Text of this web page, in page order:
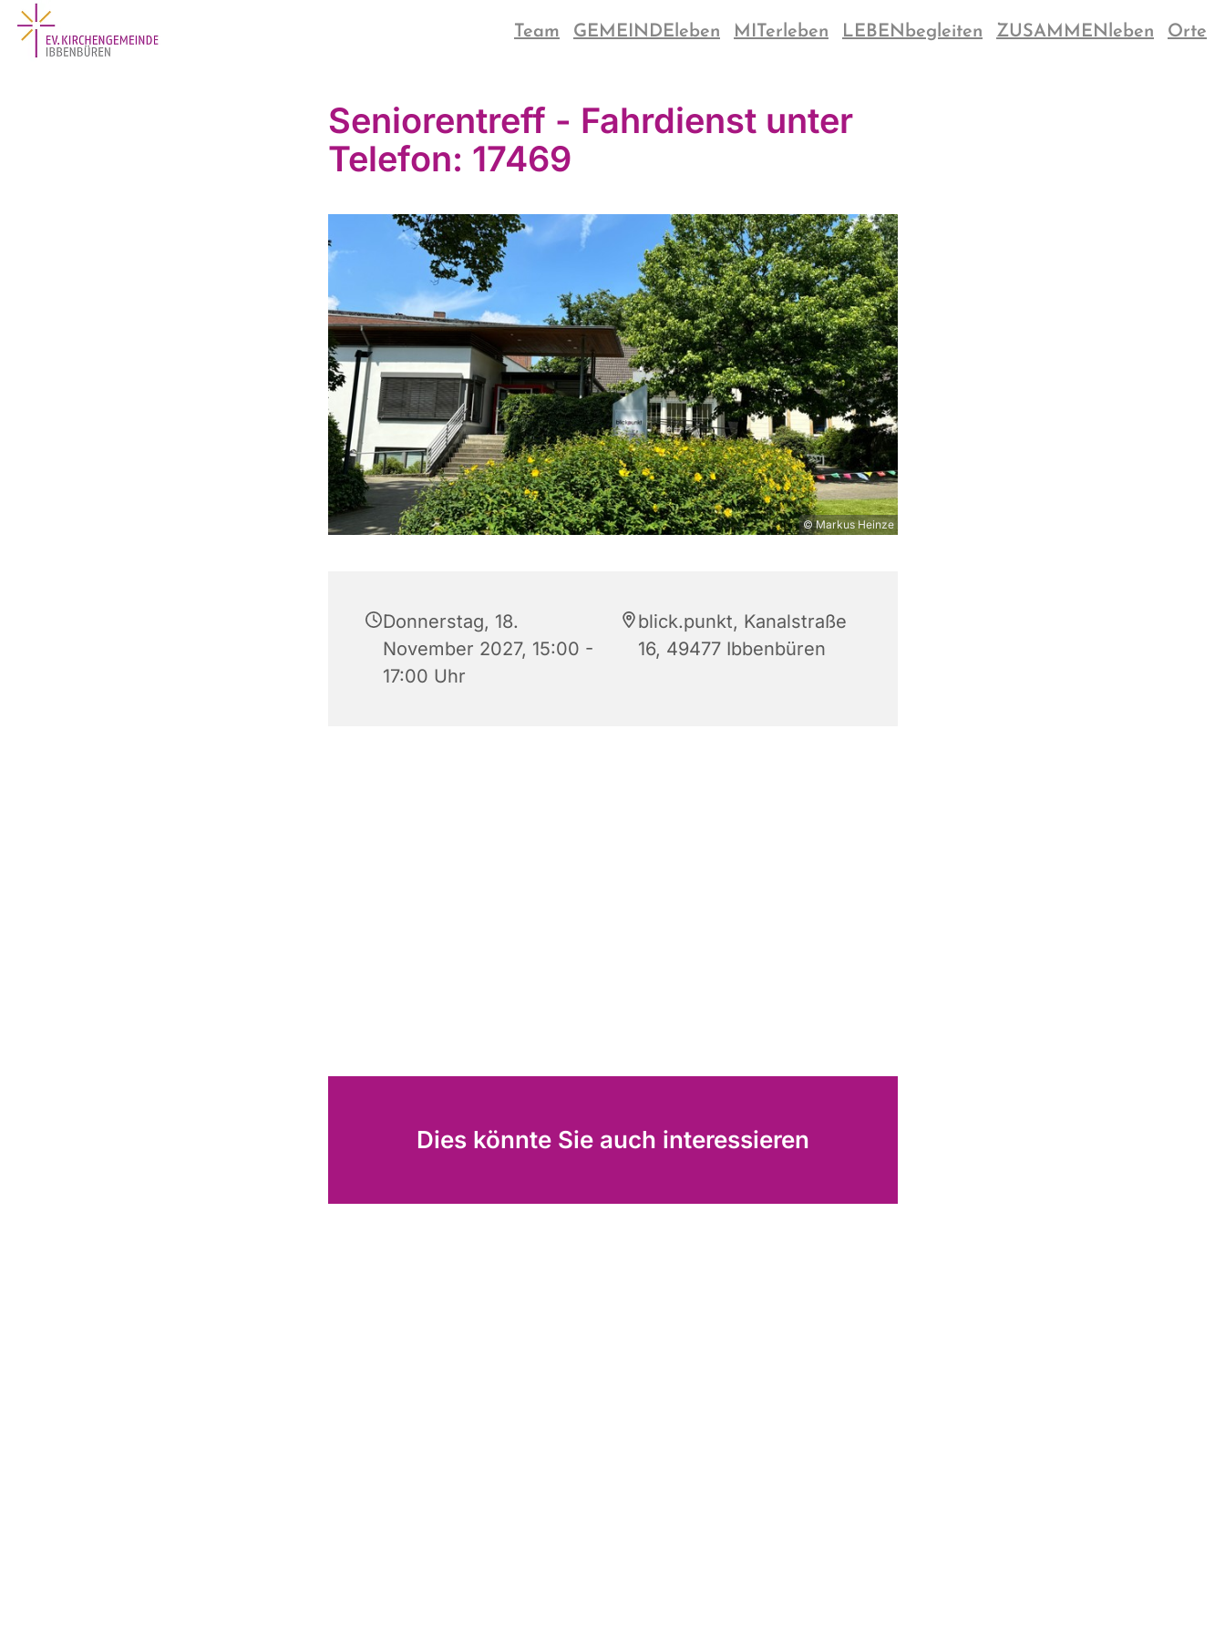
Team GEMEINDEleben MITerleben LEBENbegleiten ZUSAMMENleben Orte
Seniorentreff - Fahrdienst unter
Telefon: 17469
© Markus Heinze
Donnerstag, 18.
November 2027, 15:00 -
17:00 Uhr
blick.punkt, Kanalstraße
16, 49477 Ibbenbüren
Dies könnte Sie auch interessieren